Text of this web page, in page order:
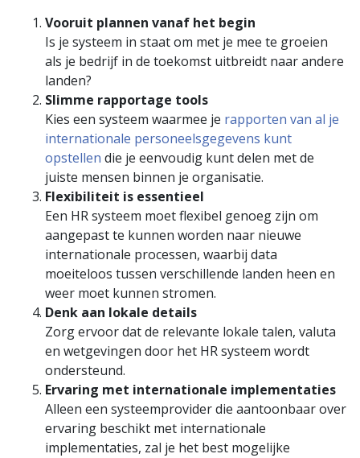
Vooruit plannen vanaf het begin
Is je systeem in staat om met je mee te groeien
als je bedrijf in de toekomst uitbreidt naar andere
landen?
Slimme rapportage tools
Kies een systeem waarmee je rapporten van al je
internationale personeelsgegevens kunt
opstellen die je eenvoudig kunt delen met de
juiste mensen binnen je organisatie.
Flexibiliteit is essentieel
Een HR systeem moet flexibel genoeg zijn om
aangepast te kunnen worden naar nieuwe
internationale processen, waarbij data
moeiteloos tussen verschillende landen heen en
weer moet kunnen stromen.
Denk aan lokale details
Zorg ervoor dat de relevante lokale talen, valuta
en wetgevingen door het HR systeem wordt
ondersteund.
Ervaring met internationale implementaties
Alleen een systeemprovider die aantoonbaar over
ervaring beschikt met internationale
implementaties, zal je het best mogelijke